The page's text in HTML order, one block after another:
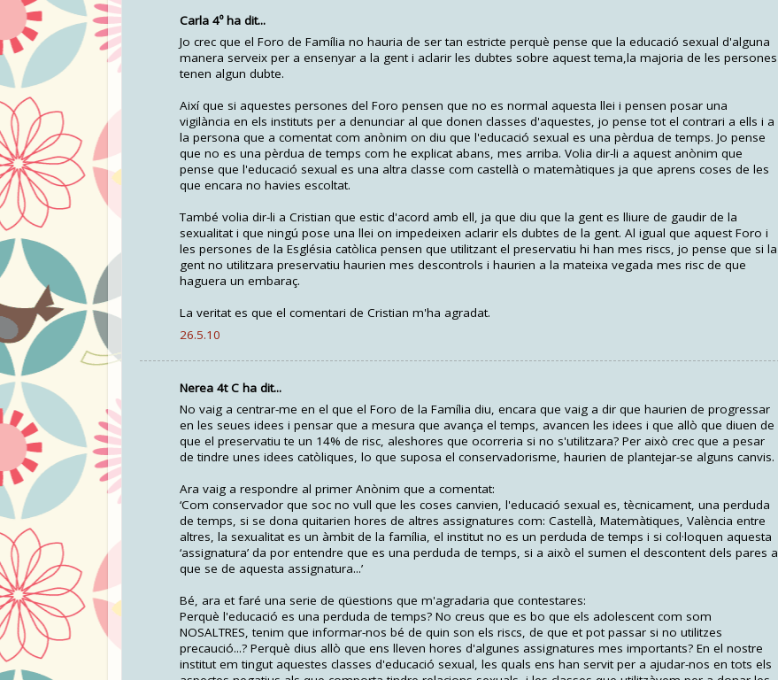
Carla 4º ha dit...
Jo crec que el Foro de Família no hauria de ser tan estricte perquè pense que la educació sexual d'alguna
manera serveix per a ensenyar a la gent i aclarir les dubtes sobre aquest tema,la majoria de les persones
tenen algun dubte.
Així que si aquestes persones del Foro pensen que no es normal aquesta llei i pensen posar una
vigilància en els instituts per a denunciar al que donen classes d'aquestes, jo pense tot el contrari a ells i a
la persona que a comentat com anònim on diu que l'educació sexual es una pèrdua de temps. Jo pense
que no es una pèrdua de temps com he explicat abans, mes arriba. Volia dir-li a aquest anònim que
pense que l'educació sexual es una altra classe com castellà o matemàtiques ja que aprens coses de les
que encara no havies escoltat.
També volia dir-li a Cristian que estic d'acord amb ell, ja que diu que la gent es lliure de gaudir de la
sexualitat i que ningú pose una llei on impedeixen aclarir els dubtes de la gent. Al igual que aquest Foro i
les persones de la Església catòlica pensen que utilitzant el preservatiu hi han mes riscs, jo pense que si la
gent no utilitzara preservatiu haurien mes descontrols i haurien a la mateixa vegada mes risc de que
haguera un embaraç.
La veritat es que el comentari de Cristian m'ha agradat.
26.5.10
Nerea 4t C ha dit...
No vaig a centrar-me en el que el Foro de la Família diu, encara que vaig a dir que haurien de progressar
en les seues idees i pensar que a mesura que avança el temps, avancen les idees i que allò que diuen de
que el preservatiu te un 14% de risc, aleshores que ocorreria si no s'utilitzara? Per això crec que a pesar
de tindre unes idees catòliques, lo que suposa el conservadorisme, haurien de plantejar-se alguns canvis.
Ara vaig a respondre al primer Anònim que a comentat:
‘Com conservador que soc no vull que les coses canvien, l'educació sexual es, tècnicament, una perduda
de temps, si se dona quitarien hores de altres assignatures com: Castellà, Matemàtiques, València entre
altres, la sexualitat es un àmbit de la família, el institut no es un perduda de temps i si col·loquen aquesta
‘assignatura’ da por entendre que es una perduda de temps, si a això el sumen el descontent dels pares a
que se de aquesta assignatura...’
Bé, ara et faré una serie de qüestions que m'agradaria que contestares:
Perquè l'educació es una perduda de temps? No creus que es bo que els adolescent com som
NOSALTRES, tenim que informar-nos bé de quin son els riscs, de que et pot passar si no utilitzes
precaució...? Perquè dius allò que ens lleven hores d'algunes assignatures mes importants? En el nostre
institut em tingut aquestes classes d'educació sexual, les quals ens han servit per a ajudar-nos en tots els